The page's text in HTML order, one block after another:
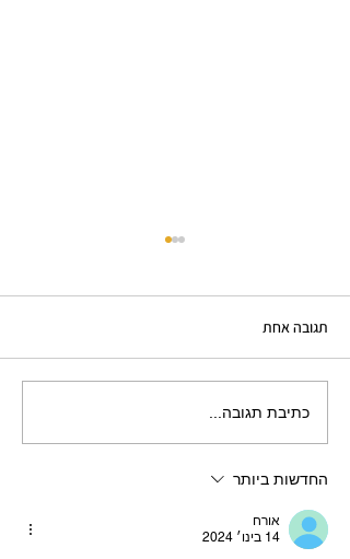
חזית שקופהתגובה אחת
כתיבת תגובה...
החדשות ביותר
אורח
14 בינו׳ 2024